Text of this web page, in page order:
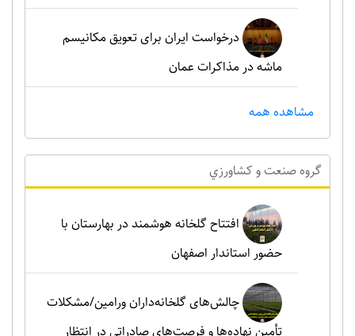
درخواست ایران برای تعویق مکانیسم
ماشه در مذاکرات عمان
مشاهده همه
گروه صنعت و کشاورزي
افتتاح گلخانه هوشمند در بهارستان با
حضور استاندار اصفهان
چالش‌های گلخانه‌داران ورامین/مشکلات
تأمین نهاده‌ها و فرصت‌های صادراتی در انتظار